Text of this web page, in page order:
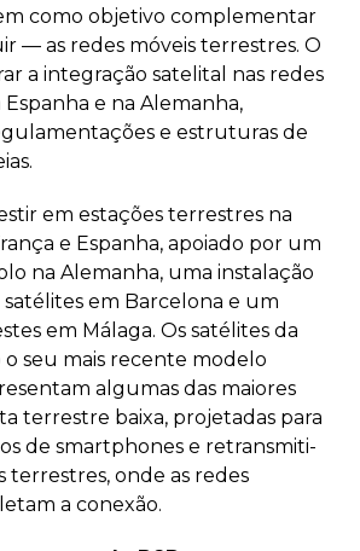
como objetivo complementar
— as redes móveis terrestres. O
a integração satelital nas redes
e na Alemanha,
e estruturas de
em estações terrestres na
e Espanha, apoiado por um
na Alemanha, uma instalação
em Barcelona e um
em Málaga. Os satélites da
seu mais recente modelo
algumas das maiores
terrestre baixa, projetadas para
de smartphones e retransmiti-
terrestres, onde as redes
a conexão.